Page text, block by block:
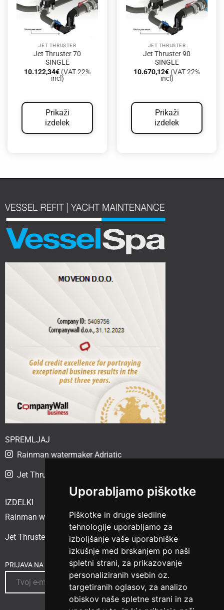
Uporabljamo piškotke
Piškotke in druge sledilne
tehnologije uporabljamo za
izboljšanje vaše uporabniške
izkušnje med brskanjem po naši
spletni strani, za prikazovanje
personaliziranih vsebin oz.
targetiranih oglasov, za analizo
obiskov naše spletne strani in za
JET THRUSTER
Jet Thruster 70
SINGLE
10.122,34€ (VAT 22%
incl)
Prikaži
izdelek
JET THRUSTER
Jet Thruster 90
SINGLE
10.670,12€ (VAT 22%
incl)
Prikaži
izdelek
SPREMLJAJ
Rainman watermaker Adriatic
Jet Thruster Adriatic
IZDELKI
Rainman watermaker
Jet Thruster
PRIJAVA NA NOVICE